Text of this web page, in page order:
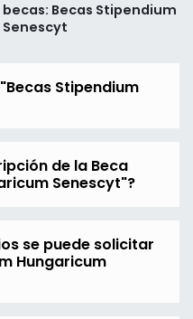
Becas Stipendium
Stipendium
de la Beca
Senescyt"?
se puede solicitar
Hungaricum